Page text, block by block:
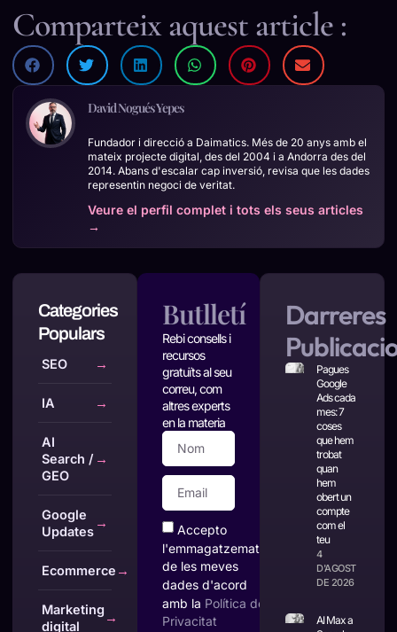
Comparteix aquest article :
David Nogués Yepes
Fundador i direcció a Daimatics. Més de 20 anys amb el
mateix projecte digital, des del 2004 i a Andorra des del
2014. Abans d'escalar cap inversió, revisa que les dades
representin negoci de veritat.
Veure el perfil complet i tots els seus articles
→
Categories
Populars
SEO →
IA →
AI
Search /
GEO
→
Google
Updates
→
Ecommerce →
Marketing
digital
→
Butlletí
Rebi consells i
recursos
gratuïts al seu
correu, com
altres experts
en la materia
Accepto
l'emmagatzematge
de les meves
dades d'acord
amb la Política de
Privacitat
Darreres
Pagues
Google
Ads cada
mes: 7
coses
que hem
trobat
quan
hem
obert un
compte
com el
teu
4
D'AGOST
DE 2026
AI Max a